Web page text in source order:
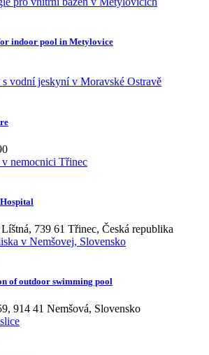
indoor pool in Metylovice
739 61 Třinec, Česká republika
of outdoor swimming pool
914 41 Nemšová, Slovensko